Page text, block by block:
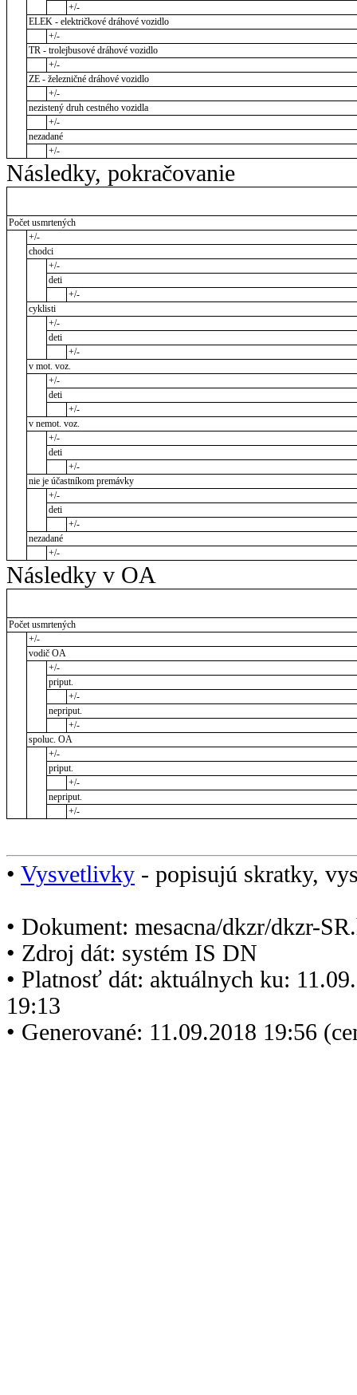
+/-
ELEK - električkové dráhové vozidlo
+/-
TR - trolejbusové dráhové vozidlo
+/-
ZE - železničné dráhové vozidlo
+/-
nezistený druh cestného vozidla
+/-
nezadané
+/-
Následky, pokračovanie
Počet usmrtených
+/-
chodci
+/-
deti
+/-
cyklisti
+/-
deti
+/-
v mot. voz.
+/-
deti
+/-
v nemot. voz.
+/-
deti
+/-
nie je účastníkom premávky
+/-
deti
+/-
nezadané
+/-
Následky v OA
Počet usmrtených
+/-
vodič OA
+/-
priput.
+/-
nepriput.
+/-
spoluc. OA
+/-
priput.
+/-
nepriput.
+/-
• Vysvetlivky - popisujú skratky,
• Dokument: mesacna/dkzr/dkzr-
• Zdroj dát: systém IS DN
• Platnosť dát: aktuálnych ku:
19:13
• Generované: 11.09.2018 19:56